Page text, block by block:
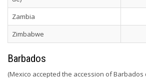
Zambia
Zimbabwe
Barbados
(Mexico accepted the accession of Barbados